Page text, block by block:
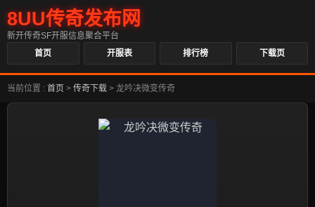
8UU传奇发布网
新开传奇SF开服信息聚合平台
首页
开服表 排行榜 下载页
当前位置 : 首页 > 传奇下载 > 龙吟决微变传奇